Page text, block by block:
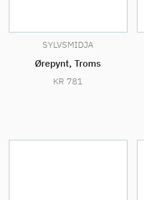
SYLVSMIDJA
Ørepynt, Troms
KR 781